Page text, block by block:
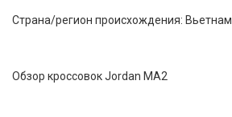
Страна/регион происхождения: Вьетнам
Обзор кроссовок Jordan MA2